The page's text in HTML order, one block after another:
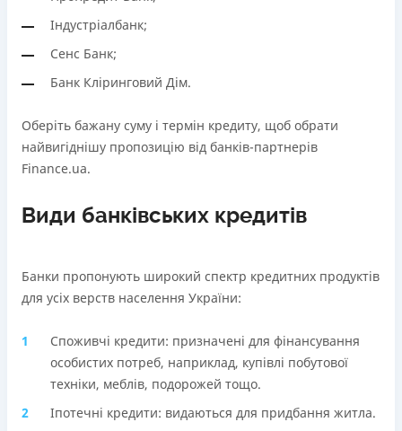
Ліцензія НБУ №10
Вся інформація про кредит
ОТРИМАТИ ПОЗИКУ Детальніше
Оплата на розрахунковий рахунок
Онлайн (через сайт або інтернет-банкінг)
Через термінали самообслуговування
Ліцензія НБУ №171
Вся інформація про кредит
ОТРИМАТИ ПОЗИКУ Детальніше
Індустріалбанк;
Сенс Банк;
Банк Кліринговий Дім.
Оберіть бажану суму і термін кредиту, щоб обрати
найвигіднішу пропозицію від банків-партнерів
Finance.ua.
Види банківських кредитів
Банки пропонують широкий спектр кредитних продуктів
для усіх верств населення України:
Споживчі кредити: призначені для фінансування
особистих потреб, наприклад, купівлі побутової
техніки, меблів, подорожей тощо.
Іпотечні кредити: видаються для придбання житла.